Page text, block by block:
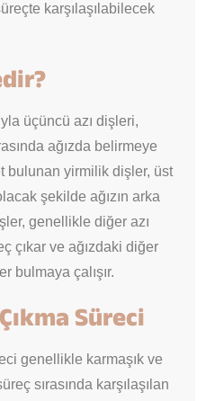
karşılaşılabilecek
üçüncü azı dişleri,
ağızda belirmeye
bulunan yirmilik dişler, üst
şekilde ağızın arka
genellikle diğer azı
çıkar ve ağızdaki diğer
bulmaya çalışır.
Süreci
genellikle karmaşık ve
sırasında karşılaşılan